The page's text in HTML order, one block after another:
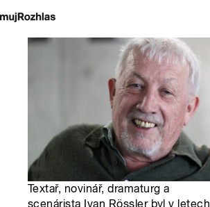
Textař, novinář, dramaturg a
scenárista Ivan Rössler byl v letech